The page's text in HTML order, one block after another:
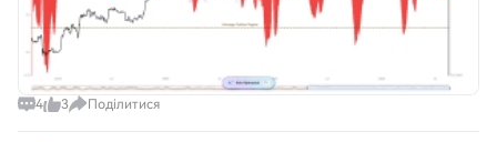
конкурентному крипто-світі. Хронологія
Grok X, $GROK X Щоб надати чіткішу
картину подорожі Grok X, ось значні
події, які сформували його шлях: 2023:
Grok X було запущено, що стало його
на наданні точної інформації в
нейтральному тоні, пропонуючи
користувачам альтернативу, що
пріоритетом є фактична точність.
Здатність Grok X Ai змінюватися між цими
криптоекосистемі, надаючи необхідний
капітал для технологічних розробок,
маркетингу та загальних операційних
витрат. У міру зростання OmegaX Health,
деталі щодо його інвесторської бази,
ймовірно, з'являться, що сприятиме
4 3 Поділитися